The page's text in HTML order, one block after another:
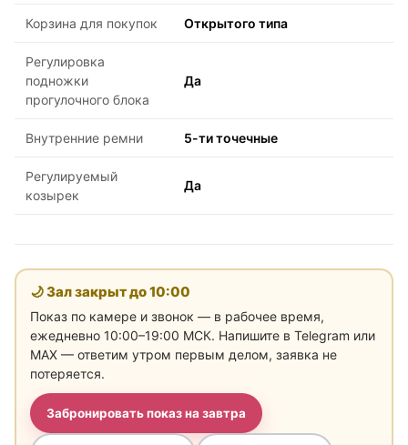
Корзина для покупок Открытого типа
Регулировка
подножки
прогулочного блока
Да
Внутренние ремни 5-ти точечные
Регулируемый
козырек
Да
🌙 Зал закрыт до10:00
Показ по камере и звонок — в рабочее время,
ежедневно 10:00–19:00 МСК. Напишите в Telegram или
MAX — ответим утром первым делом, заявка не
потеряется.
Забронировать показ на завтра